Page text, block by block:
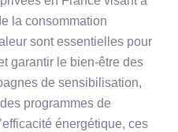
la consommation
sont essentielles pour
garantir le bien-être des
de sensibilisation,
programmes de
énergétique, ces